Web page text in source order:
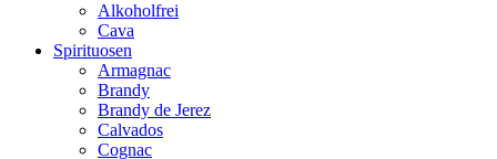
Alkoholfrei
Cava
Spirituosen
Armagnac
Brandy
Brandy de Jerez
Calvados
Cognac